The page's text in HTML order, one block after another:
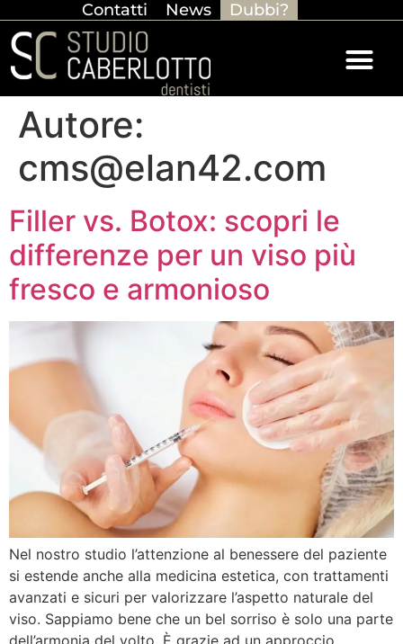
Contatti News Dubbi?
Autore:
cms@elan42.com
Filler vs. Botox: scopri le
differenze per un viso più
fresco e armonioso
Nel nostro studio l’attenzione al benessere del paziente
si estende anche alla medicina estetica, con trattamenti
avanzati e sicuri per valorizzare l’aspetto naturale del
viso. Sappiamo bene che un bel sorriso è solo una parte